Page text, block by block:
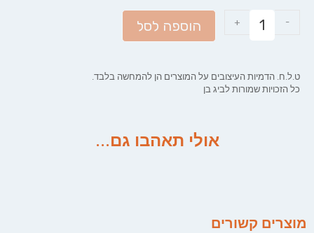
-
+ הוספה לסל
ט.ל.ח. הדמיות העיצובים על המוצרים הן להמחשה בלבד.
כל הזכויות שמורות לביג בן
אולי תאהבו גם...
מוצרים קשורים